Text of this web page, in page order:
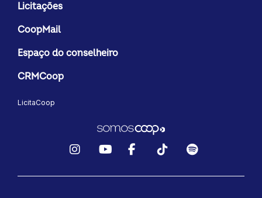
Licitações
CoopMail
Espaço do conselheiro
CRMCoop
LicitaCoop